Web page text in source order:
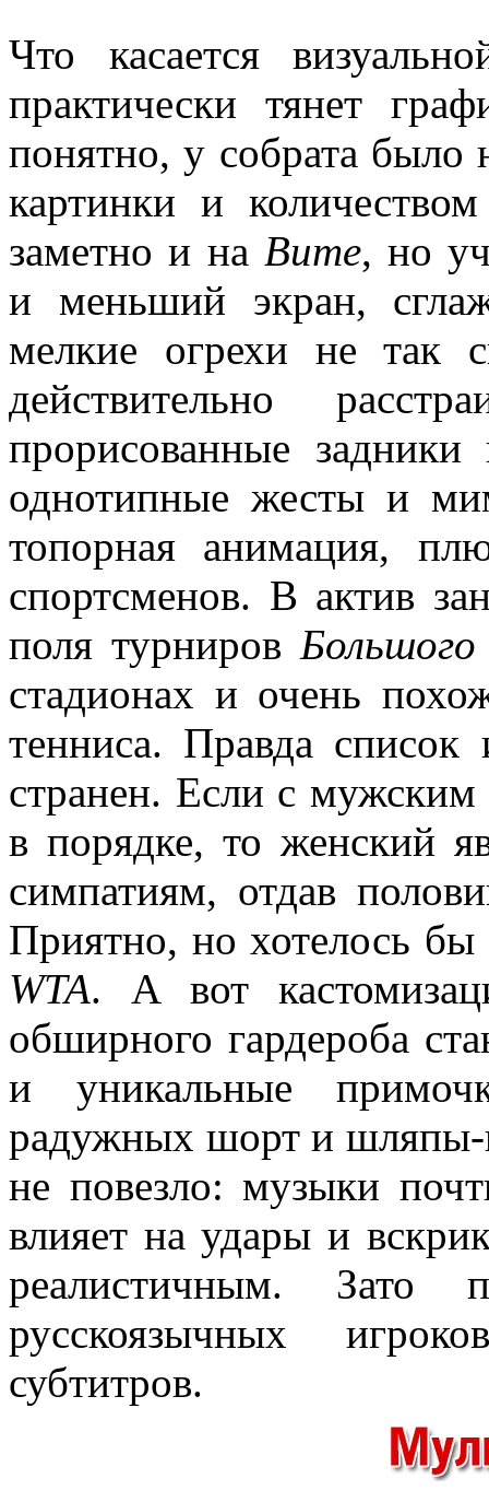
Что касается
практически тянет
понятно, у собрата было
картинки и
заметно и на Вите, но
и меньший экран,
мелкие огрехи не так
действительно
прорисованные
однотипные жесты и
топорная анимация,
спортсменов. В актив
поля турниров
стадионах и очень
тенниса. Правда список
странен. Если с мужским
в порядке, то женский
симпатиям, отдав
Приятно, но хотелось
WTA. А вот
обширного гардероба
и уникальные
радужных шорт и шляпы-
не повезло: музыки
влияет на удары и
реалистичным. Зато
русскоязычных
субтитров.